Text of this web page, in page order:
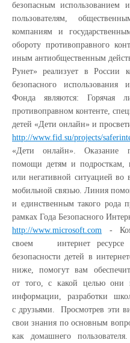
безопасным использованием
пользователям,
компаниям и
обороту противоправного
иным антиобщественным
Рунет» реализует в России
безопасного использования
Фонда являются: Горячая
противоправном контенте,
детей «Дети онлайн» и
http://www.fid.su/projects/
«Дети онлайн». Оказание
помощи детям и подросткам,
или негативной ситуацией во
мобильной связью. Линия
и единственным такого рода
рамках Года Безопасного
http://www.microsoft.com -
своем интернет ресурсе
безопасности детей в
ниже, помогут вам
от того, с какой целью они
информации, разработки
с друзьями. Просмотрев эти
свои знания по основным
как домашнего